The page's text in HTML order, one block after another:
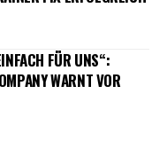
FÜR UNS“:
WARNT VOR